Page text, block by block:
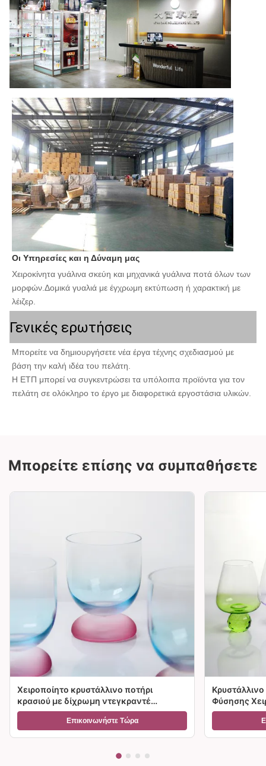
Οι Υπηρεσίες και η Δύναμη μας
Χειροκίνητα γυάλινα σκεύη και μηχανικά γυάλινα ποτά όλων των
μορφών.Δομικά γυαλιά με έγχρωμη εκτύπωση ή χαρακτική με
λέιζερ.
Γενικές ερωτήσεις
Μπορείτε να δημιουργήσετε νέα έργα τέχνης σχεδιασμού με
βάση την καλή ιδέα του πελάτη.
Η ΕΤΠ μπορεί να συγκεντρώσει τα υπόλοιπα προϊόντα για τον
πελάτη σε ολόκληρο το έργο με διαφορετικά εργοστάσια υλικών.
Μπορείτε επίσης να συμπαθήσετε
Χειροποίητο κρυστάλλινο ποτήρι
κρασιού με δίχρωμη ντεγκραντέ
παγωμένη βάση και χωρητικότητα
300ml για κρασί, κοκτέιλ και διακόσμηση
Επικοινωνήστε Τώρα
Φύσησης
Διαβάθμιση
Επιλογές